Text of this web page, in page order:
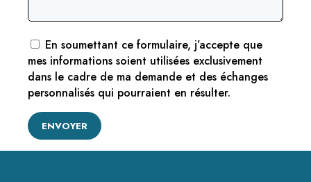
En soumettant ce formulaire, j’accepte que
mes informations soient utilisées exclusivement
dans le cadre de ma demande et des échanges
personnalisés qui pourraient en résulter.